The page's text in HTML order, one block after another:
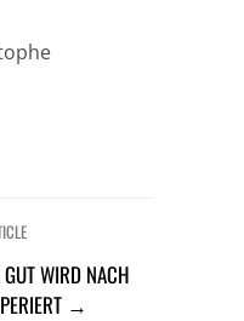
WIRD NACH
→